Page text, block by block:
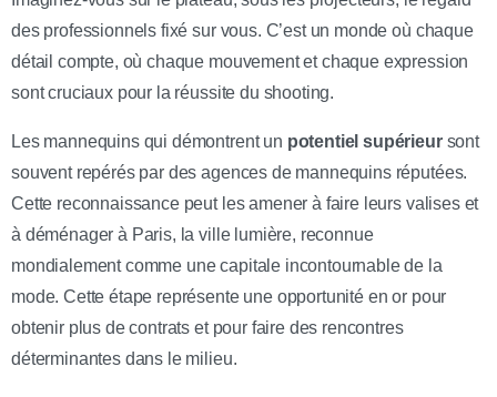
des professionnels fixé sur vous. C’est un monde où chaque
détail compte, où chaque mouvement et chaque expression
sont cruciaux pour la réussite du shooting.
Les mannequins qui démontrent un potentiel supérieursont
souvent repérés par des agences de mannequins réputées.
Cette reconnaissance peut les amener à faire leurs valises et
à déménager à Paris, la ville lumière, reconnue
mondialement comme une capitale incontournable de la
mode. Cette étape représente une opportunité en or pour
obtenir plus de contrats et pour faire des rencontres
déterminantes dans le milieu.